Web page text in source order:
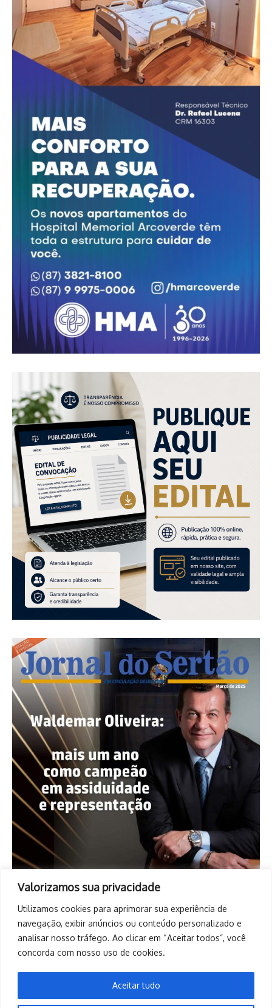
Valorizamos sua privacidade
Utilizamos cookies para aprimorar sua experiência de
navegação, exibir anúncios ou conteúdo personalizado e
analisar nosso tráfego. Ao clicar em “Aceitar todos”, você
concorda com nosso uso de cookies.
Aceitar tudo